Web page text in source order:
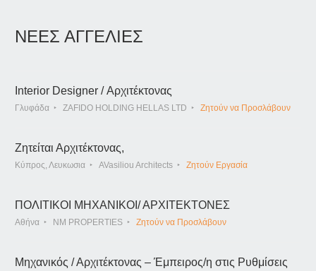
ΝΕΕΣ ΑΓΓΕΛΙΕΣ
Interior Designer / Αρχιτέκτονας
Γλυφάδα ZAFIDO HOLDING HELLAS LTD Ζητούν να Προσλάβουν
Ζητείται Αρχιτέκτονας,
Κύπρος, Λευκωσια AVasiliou Architects Ζητούν Εργασία
ΠΟΛΙΤΙΚΟΙ ΜΗΧΑΝΙΚΟΙ/ ΑΡΧΙΤΕΚΤΟΝΕΣ
Αθήνα NM PROPERTIES Ζητούν να Προσλάβουν
Μηχανικός / Αρχιτέκτονας – Έμπειρος/η στις Ρυθμίσεις